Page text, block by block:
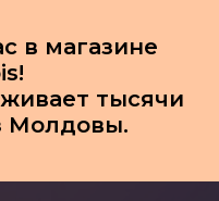
в магазине
тысячи
Молдовы.